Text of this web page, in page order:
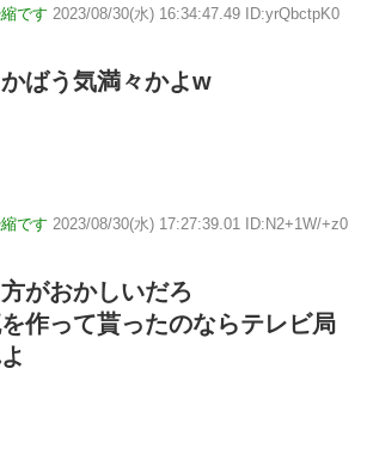
です 2023/08/30(水) 16:34:47.49 ID:yrQbctpK0
ばう気満々かよw
です 2023/08/30(水) 17:27:39.01 ID:N2+1W/+z0
がおかしいだろ
作って貰ったのならテレビ局